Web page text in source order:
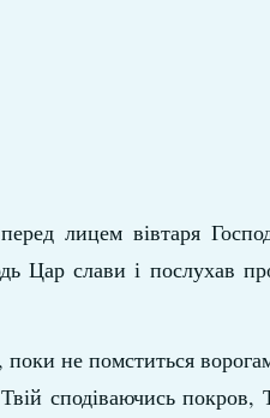
лицем вівтаря
Цар слави і послухав
не помститься
сподіваючись покров,